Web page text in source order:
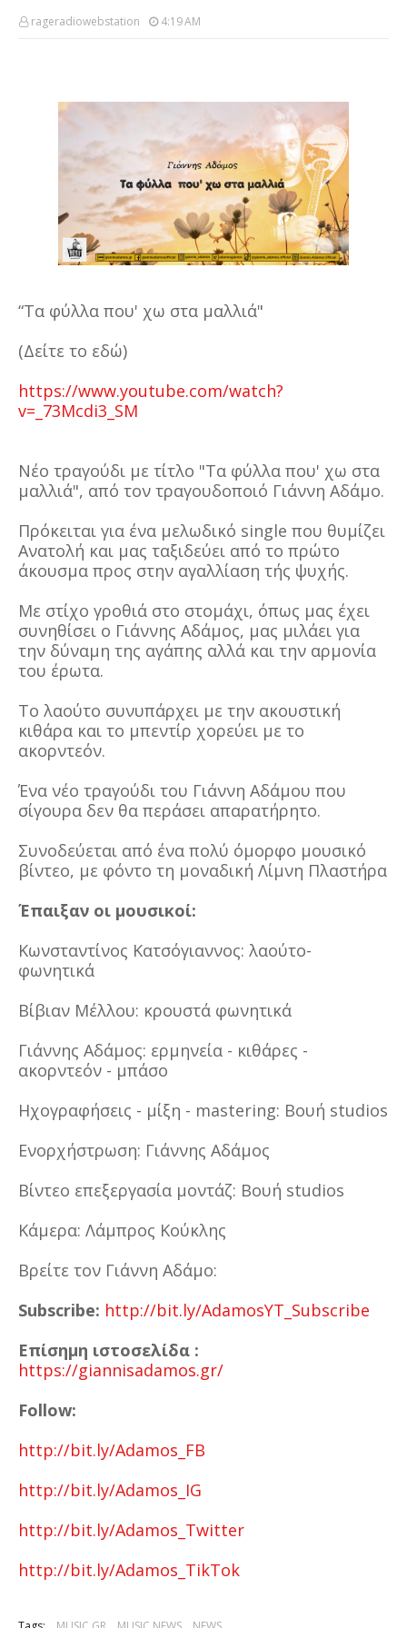
rageradiowebstation 4:19 AM
“Τα φύλλα που' χω στα μαλλιά"
(Δείτε το εδώ)
https://www.youtube.com/watch?
v=_73Mcdi3_SM
Νέο τραγούδι με τίτλο "Τα φύλλα που' χω στα
μαλλιά", από τον τραγουδοποιό Γιάννη Αδάμο.
Πρόκειται για ένα μελωδικό single που θυμίζει
Ανατολή και μας ταξιδεύει από το πρώτο
άκουσμα προς στην αγαλλίαση τής ψυχής.
Με στίχο γροθιά στο στομάχι, όπως μας έχει
συνηθίσει ο Γιάννης Αδάμος, μας μιλάει για
την δύναμη της αγάπης αλλά και την αρμονία
του έρωτα.
Το λαούτο συνυπάρχει με την ακουστική
κιθάρα και το μπεντίρ χορεύει με το
ακορντεόν.
Ένα νέο τραγούδι του Γιάννη Αδάμου που
σίγουρα δεν θα περάσει απαρατήρητο.
Συνοδεύεται από ένα πολύ όμορφο μουσικό
βίντεο, με φόντο τη μοναδική Λίμνη Πλαστήρα
Έπαιξαν οι μουσικοί:
Κωνσταντίνος Κατσόγιαννος: λαούτο-
φωνητικά
Βίβιαν Μέλλου: κρουστά φωνητικά
Γιάννης Αδάμος: ερμηνεία - κιθάρες -
ακορντεόν - μπάσο
Ηχογραφήσεις - μίξη - mastering: Βουή studios
Ενορχήστρωση: Γιάννης Αδάμος
Βίντεο επεξεργασία μοντάζ: Βουή studios
Κάμερα: Λάμπρος Κούκλης
Βρείτε τον Γιάννη Αδάμο:
Subscribe: http://bit.ly/AdamosYT_Subscribe
Επίσημη ιστοσελίδα :
https://giannisadamos.gr/
Follow:
http://bit.ly/Adamos_FB
http://bit.ly/Adamos_IG
http://bit.ly/Adamos_Twitter
http://bit.ly/Adamos_TikTok